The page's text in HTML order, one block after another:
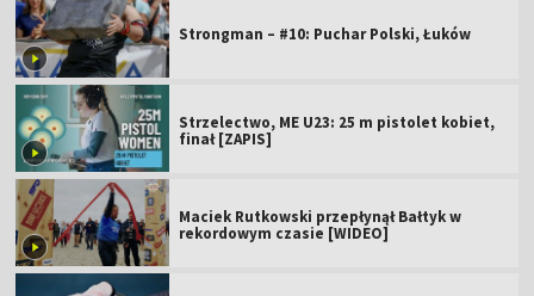
Strongman – #10: Puchar Polski, Łuków
Strzelectwo, ME U23: 25 m pistolet kobiet,
finał [ZAPIS]
Maciek Rutkowski przepłynął Bałtyk w
rekordowym czasie [WIDEO]